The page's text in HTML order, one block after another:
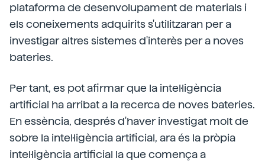
plataforma de desenvolupament de materials i
els coneixements adquirits s'utilitzaran per a
investigar altres sistemes d'interès per a noves
bateries.
Per tant, es pot afirmar que la intel·ligència
artificial ha arribat a la recerca de noves bateries.
En essència, després d'haver investigat molt de
sobre la intel·ligència artificial, ara és la pròpia
intel·ligència artificial la que comença a